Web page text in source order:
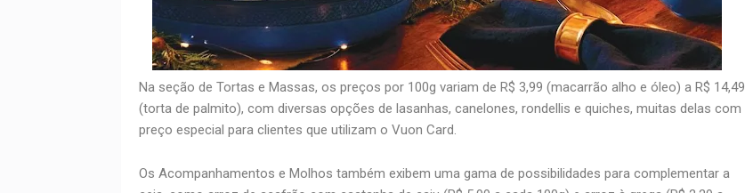
Na seção de Tortas e Massas, os preços por 100g variam de R$ 3,99 (macarrão alho e óleo) a R$ 14,49
(torta de palmito), com diversas opções de lasanhas, canelones, rondellis e quiches, muitas delas com
preço especial para clientes que utilizam o Vuon Card.
Os Acompanhamentos e Molhos também exibem uma gama de possibilidades para complementar a